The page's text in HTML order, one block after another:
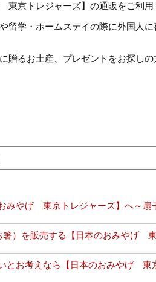
東京トレジャーズ】の通販 をご利用
留学・ホームステイの際に外国人
るお土産、プレゼントをお探しの
みやげ 東京トレジャーズ】へ～扇
）を販売する【日本のおみやげ
とお考えなら【日本のおみやげ 東